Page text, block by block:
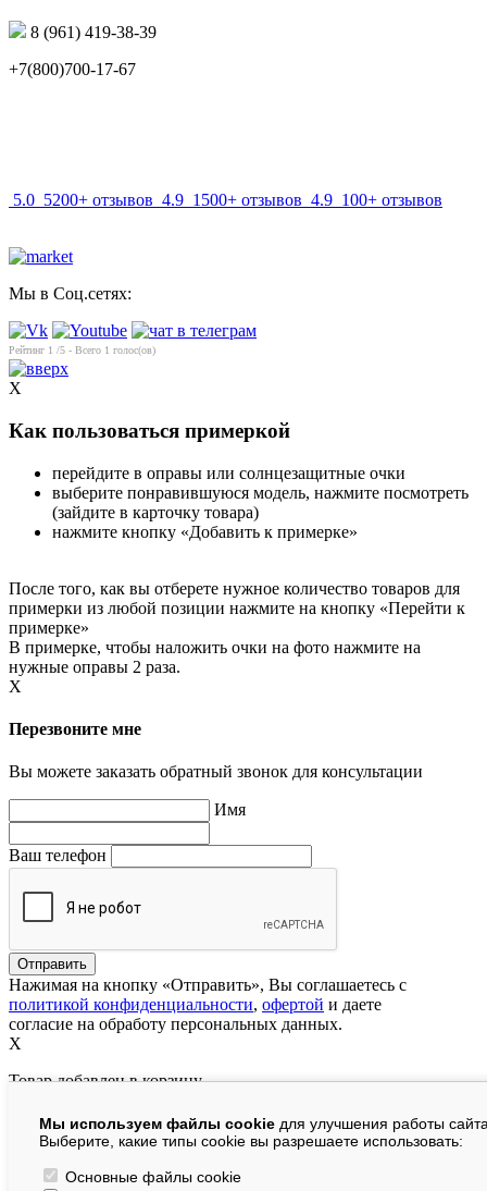
8 (961) 419-38-39
+7(800)700-17-67
5.0 5200+ отзывов 4.9 1500+ отзывов 4.9 100+ отзывов
Мы в Соц.сетях:
Рейтинг 1 /5 - Всего 1 голос(ов)
Мы используем файлы cookie для улучшения работы
Выберите, какие типы cookie вы разрешаете использовать:
Основные файлы cookie
X
Как пользоваться примеркой
перейдите в оправы или солнцезащитные очки
выберите понравившуюся модель, нажмите посмотреть
(зайдите в карточку товара)
нажмите кнопку «Добавить к примерке»
После того, как вы отберете нужное количество товаров для
примерки из любой позиции нажмите на кнопку «Перейти к
примерке»
В примерке, чтобы наложить очки на фото нажмите на
нужные оправы 2 раза.
X
Перезвоните мне
Вы можете заказать обратный звонок для консультации
Имя
Ваш телефон
Нажимая на кнопку «Отправить», Вы соглашаетесь с
политикой конфиденциальности, офертой и даете
согласие на обработу персональных данных.
X
Товар добавлен в корзину
В корзине:шт.